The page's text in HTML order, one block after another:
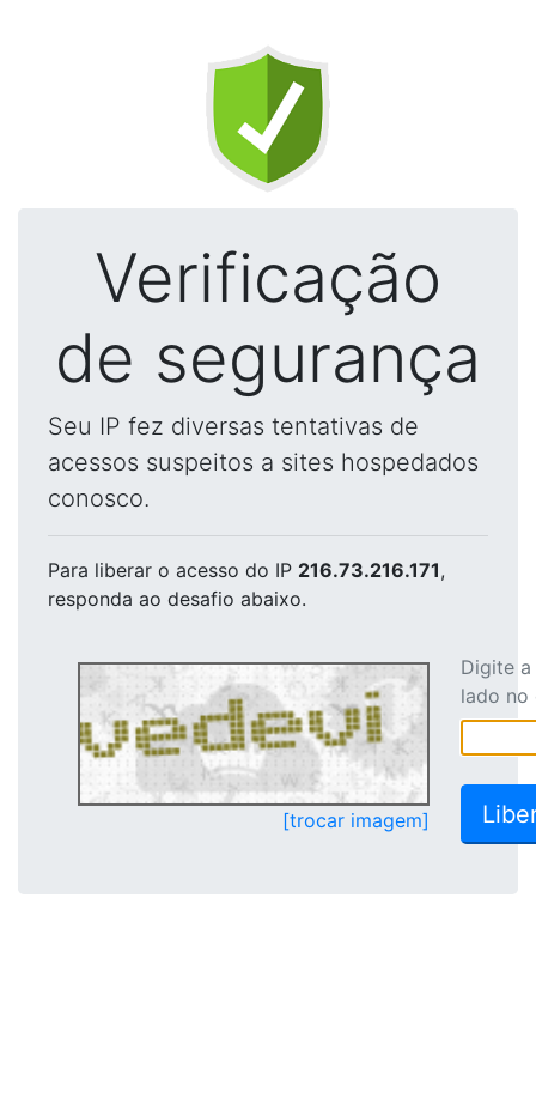
Verificação
de segurança
Seu IP fez diversas tentativas de
acessos suspeitos a sites hospedados
conosco.
Para liberar o acesso do IP 216.73.216.171,
responda ao desafio abaixo.
[trocar imagem]
Digite
lado no